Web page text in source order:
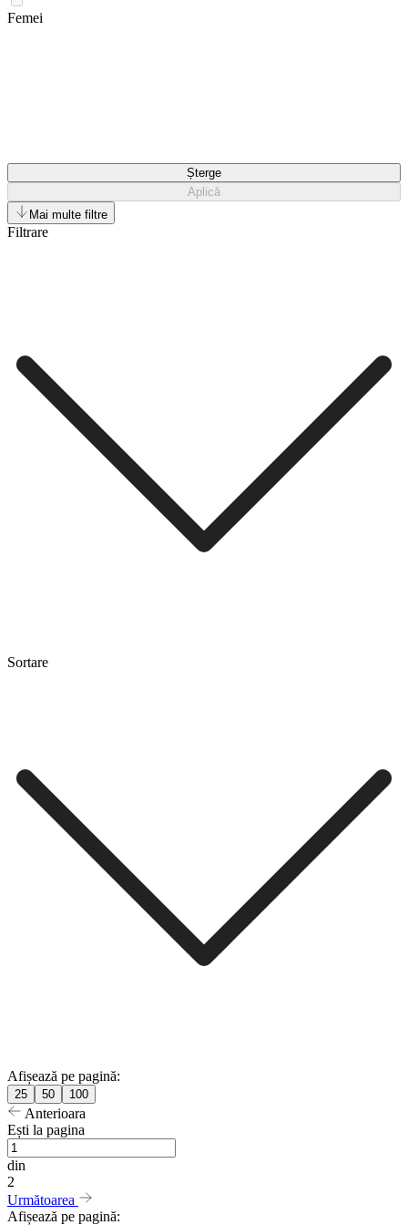
Femei
Șterge
Aplică
Mai multe filtre
Filtrare
Sortare
Afișează pe pagină:
25 50 100
Anterioara
Ești la pagina
din
2
Următoarea
Afișează pe pagină: